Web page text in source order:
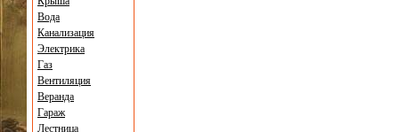
Вода
Канализация
Электрика
Газ
Вентиляция
Веранда
Гараж
Лестница